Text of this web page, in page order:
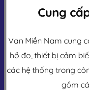
Cung
Van Miền Nam cung
hồ đo, thiết bị cảm
các hệ thống trong
gồm